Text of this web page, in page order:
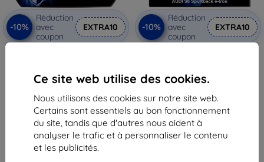
Ce site web utilise des cookies.
Nous utilisons des cookies sur notre site web.
Certains sont essentiels au bon fonctionnement
du site, tandis que d'autres nous aident à
analyser le trafic et à personnaliser le contenu
et les publicités.
-10%
Réduction
avec
coupon
EXTRA10
48,90 €
44,02 €
En stock > 5 pièces
-10%
Réduction
avec
coupon
EXTRA10
48,90 €
44,02 €
En stock > 5 pièces